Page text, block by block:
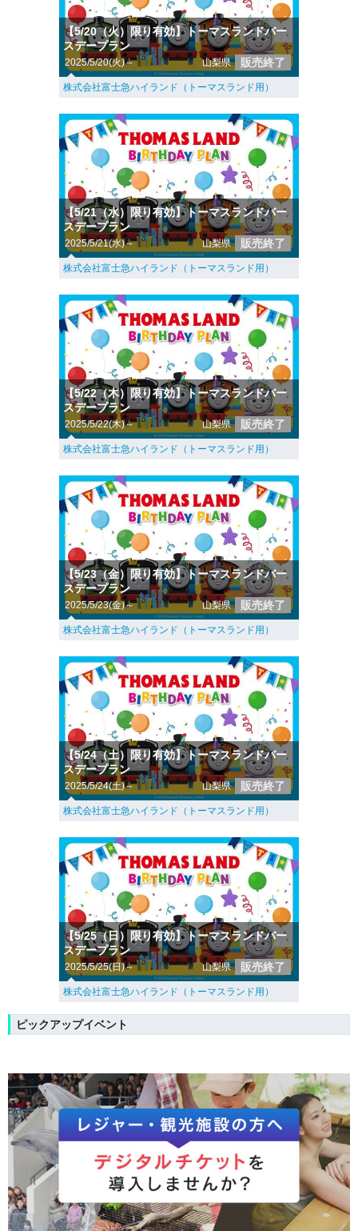
【5/20（火）限り有効】トーマスランドバー
スデープラン
2025/5/20(火)～ 山梨県 販売終了
株式会社富士急ハイランド（トーマスランド用）
【5/21（水）限り有効】トーマスランドバー
スデープラン
2025/5/21(水)～ 山梨県 販売終了
株式会社富士急ハイランド（トーマスランド用）
【5/22（木）限り有効】トーマスランドバー
スデープラン
2025/5/22(木)～ 山梨県 販売終了
株式会社富士急ハイランド（トーマスランド用）
【5/23（金）限り有効】トーマスランドバー
スデープラン
2025/5/23(金)～ 山梨県 販売終了
株式会社富士急ハイランド（トーマスランド用）
【5/24（土）限り有効】トーマスランドバー
スデープラン
2025/5/24(土)～ 山梨県 販売終了
株式会社富士急ハイランド（トーマスランド用）
【5/25（日）限り有効】トーマスランドバー
スデープラン
2025/5/25(日)～ 山梨県 販売終了
株式会社富士急ハイランド（トーマスランド用）
ピックアップイベント